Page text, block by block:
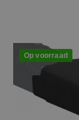
Op voorraad